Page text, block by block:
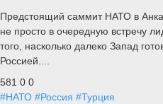
Предстоящий саммит НАТО в
не просто в очередную встречу
того, насколько далеко Запад
Россией....
581 0 0
#НАТО #Россия #Турция